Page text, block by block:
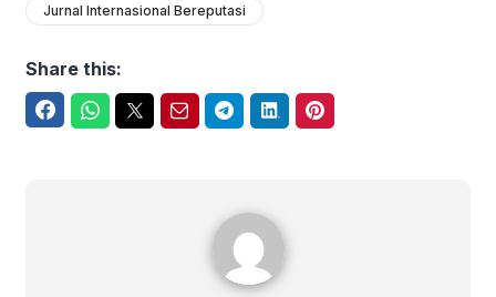
Jurnal Internasional Bereputasi
Share this: